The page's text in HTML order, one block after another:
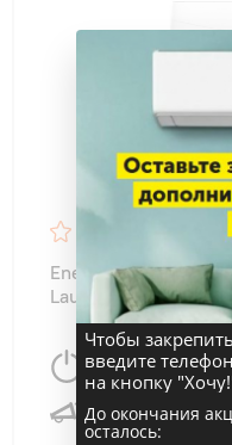
Energolux
Lausanne WS
7050 Вт
27 дБ
Чтобы
введите
на кнопку
До окончания
осталось: